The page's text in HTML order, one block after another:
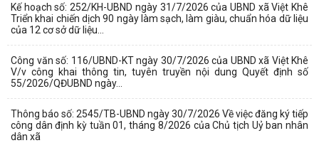
Kế hoạch số: 252/KH-UBND ngày 31/7/2026 của UBND xã Việt Khê
Triển khai chiến dịch 90 ngày làm sạch, làm giàu, chuẩn hóa dữ liệu
của 12 cơ sở dữ liệu...
Công văn số: 116/UBND-KT ngày 30/7/2026 của UBND xã Việt Khê
V/v công khai thông tin, tuyên truyền nội dung Quyết định số
55/2026/QĐUBND ngày...
Thông báo số: 2545/TB-UBND ngày 30/7/2026 Về việc đăng ký tiếp
công dân định kỳ tuần 01, tháng 8/2026 của Chủ tịch Uỷ ban nhân
dân xã